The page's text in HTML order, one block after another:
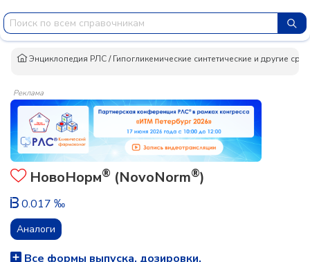
Энциклопедия РЛС/Гипогликемические синтетические и другие
Реклама
НовоНорм® (NovoNorm®)
0.017 ‰
Аналоги
Все формы выпуска, дозировки,